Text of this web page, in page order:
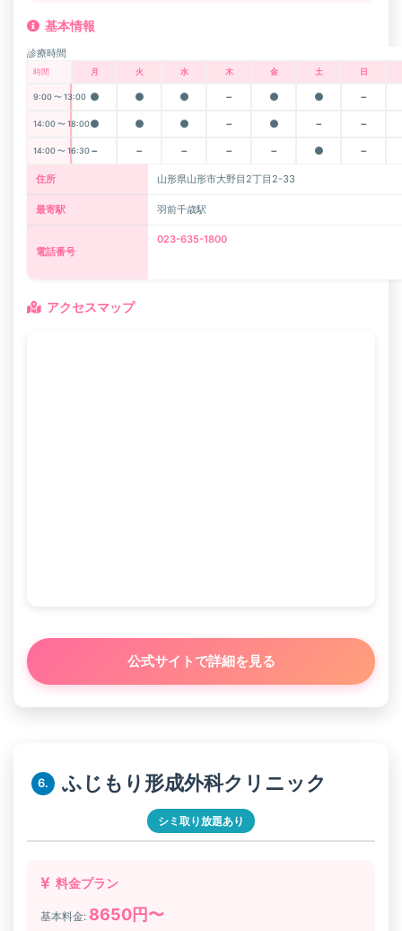
基本情報
診療時間
時間 月 火 水 木 金 土 日
9:00 〜 13:00 ● ● ● － ● ● －
14:00 〜 18:00● ● ● － ● － －
14:00 〜 16:30－ － － － － ● －
住所 山形県山形市大野目2丁目2-33
最寄駅 羽前千歳駅
電話番号
023-635-1800
アクセスマップ
公式サイトで詳細を見る
6. ふじもり形成外科クリニック
シミ取り放題あり
料金プラン
基本料金: 8650円〜